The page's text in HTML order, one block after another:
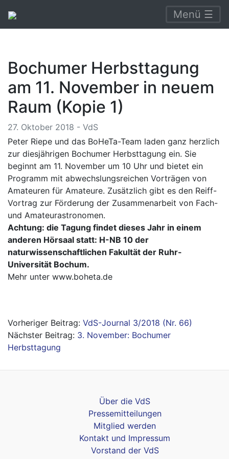
Menü ☰
Bochumer Herbsttagung
am 11. November in neuem
Raum (Kopie 1)
27. Oktober 2018 - VdS
Peter Riepe und das BoHeTa-Team laden ganz herzlich
zur diesjährigen Bochumer Herbsttagung ein. Sie
beginnt am 11. November um 10 Uhr und bietet ein
Programm mit abwechslungsreichen Vorträgen von
Amateuren für Amateure. Zusätzlich gibt es den Reiff-
Vortrag zur Förderung der Zusammenarbeit von Fach-
und Amateurastronomen.
Achtung: die Tagung findet dieses Jahr in einem
anderen Hörsaal statt: H-NB 10 der
naturwissenschaftlichen Fakultät der Ruhr-
Universität Bochum.
Mehr unter www.boheta.de
BeitragsnavigationVdS-Journal 3/2018 (Nr. 66)
3. November: Bochumer
Herbsttagung
Über die VdS
Pressemitteilungen
Mitglied werden
Kontakt und Impressum
Vorstand der VdS